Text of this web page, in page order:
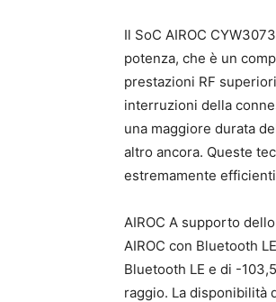
Il SoC AIROC
potenza, che è un
prestazioni RF
interruzioni della
una maggiore durata
altro ancora. Queste
estremamente
AIROC A supporto
AIROC con Bluetooth
Bluetooth LE e di -
raggio. La disponibilità